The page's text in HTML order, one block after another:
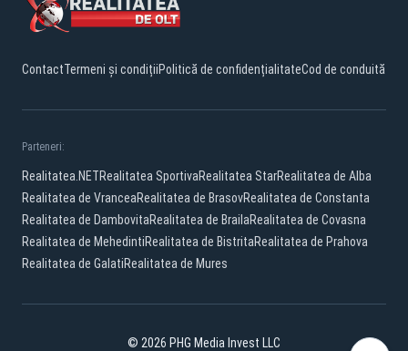
ContactTermeni și condițiiPolitică de confidențialitateCod de conduită
Parteneri:
Realitatea.NETRealitatea SportivaRealitatea StarRealitatea de Alba
Realitatea de VranceaRealitatea de BrasovRealitatea de Constanta
Realitatea de DambovitaRealitatea de BrailaRealitatea de Covasna
Realitatea de MehedintiRealitatea de BistritaRealitatea de Prahova
Realitatea de GalatiRealitatea de Mures
© 2026 PHG Media Invest LLC